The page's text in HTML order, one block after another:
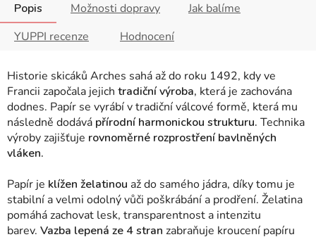
Popis Možnosti dopravy
Jak balíme
YUPPI recenze
Hodnocení
Historie skicáků Arches sahá až do roku 1492, kdy ve
Francii započala jejich tradiční výroba, která je zachována
dodnes. Papír se vyrábí v tradiční válcové formě, která mu
následně dodává přírodní harmonickou strukturu. Technika
výroby zajišťuje rovnoměrné rozprostření bavlněných
vláken.
Papír je klížen želatinou až do samého jádra, díky tomu je
stabilní a velmi odolný vůči poškrábání a prodření. Želatina
pomáhá zachovat lesk, transparentnost a intenzitu
barev. Vazba lepená ze 4 stran zabraňuje kroucení papíru